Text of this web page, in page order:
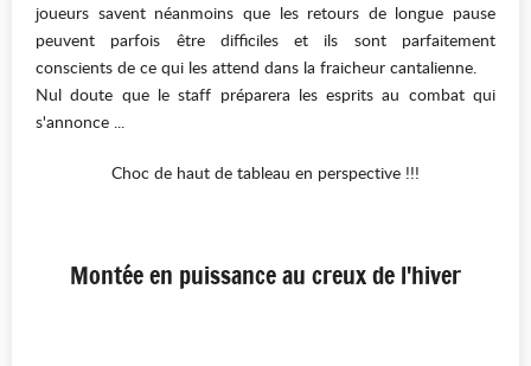
joueurs savent néanmoins que les retours de longue pause
peuvent parfois être difficiles et ils sont parfaitement
conscients de ce qui les attend dans la fraicheur cantalienne.
Nul doute que le staff préparera les esprits au combat qui
s'annonce ...
Choc de haut de tableau en perspective !!!
Montée en puissance au creux de l'hiver